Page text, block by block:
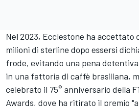
Nel 2023, Ecclestone ha accettato
milioni di sterline dopo essersi
frode, evitando una pena detentiva
in una fattoria di caffè brasiliana,
celebrato il 75° anniversario della
Awards, dove ha ritirato il premio